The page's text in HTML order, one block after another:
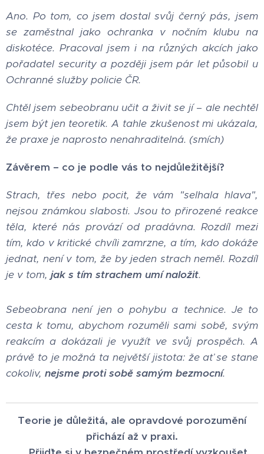
Ano. Po tom, co jsem dostal svůj černý pás, jsem
se zaměstnal jako ochranka v nočním klubu na
diskotéce. Pracoval jsem i na různých akcích jako
pořadatel security a později jsem pár let působil u
Ochranné služby policie ČR.
Chtěl jsem sebeobranu učit a živit se jí – ale nechtěl
jsem být jen teoretik. A tahle zkušenost mi ukázala,
že praxe je naprosto nenahraditelná. (smích)
Závěrem – co je podle vás to nejdůležitější?
Strach, třes nebo pocit, že vám "selhala hlava",
nejsou známkou slabosti. Jsou to přirozené reakce
těla, které nás provází od pradávna. Rozdíl mezi
tím, kdo v kritické chvíli zamrzne, a tím, kdo dokáže
jednat, není v tom, že by jeden strach neměl. Rozdíl
je v tom, jak s tím strachem umí naložit.
Sebeobrana není jen o pohybu a technice. Je to
cesta k tomu, abychom rozuměli sami sobě, svým
reakcím a dokázali je využít ve svůj prospěch. A
právě to je možná ta největší jistota: že ať se stane
cokoliv, nejsme proti sobě samým bezmocní.
Teorie je důležitá, ale opravdové porozumění
přichází až v praxi.